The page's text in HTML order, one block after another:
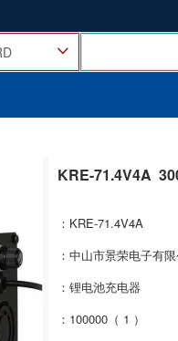
KRE-71.4V4A
：KRE-71.4V4A
：中山市景荣电子有
：锂电池充电器
：100000（ 1 ）